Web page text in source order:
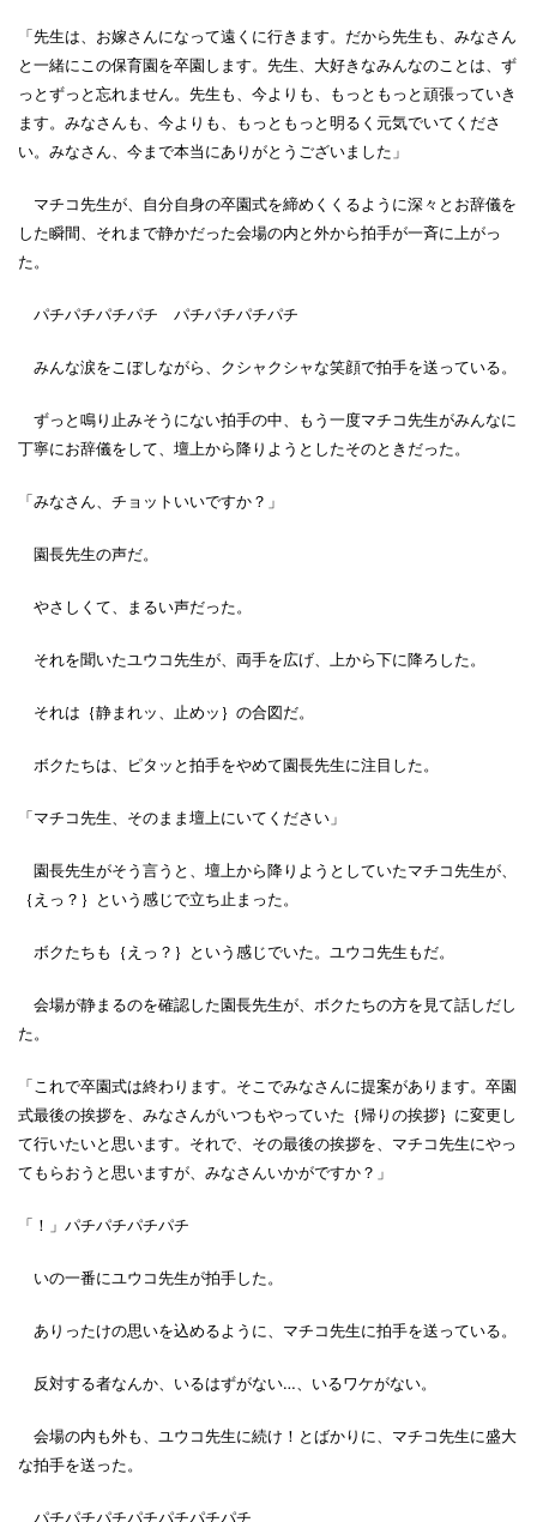
「先生は、お嫁さんになって遠くに行きます。だから先生も、みなさん
と一緒にこの保育園を卒園します。先生、大好きなみんなのことは、ず
っとずっと忘れません。先生も、今よりも、もっともっと頑張っていき
ます。みなさんも、今よりも、もっともっと明るく元気でいてくださ
い。みなさん、今まで本当にありがとうございました」
マチコ先生が、自分自身の卒園式を締めくくるように深々とお辞儀を
した瞬間、それまで静かだった会場の内と外から拍手が一斉に上がっ
た。
パチパチパチパチ パチパチパチパチ
みんな涙をこぼしながら、クシャクシャな笑顔で拍手を送っている。
ずっと鳴り止みそうにない拍手の中、もう一度マチコ先生がみんなに
丁寧にお辞儀をして、壇上から降りようとしたそのときだった。
「みなさん、チョットいいですか？」
園長先生の声だ。
やさしくて、まるい声だった。
それを聞いたユウコ先生が、両手を広げ、上から下に降ろした。
それは｛静まれッ、止めッ｝の合図だ。
ボクたちは、ピタッと拍手をやめて園長先生に注目した。
「マチコ先生、そのまま壇上にいてください」
園長先生がそう言うと、壇上から降りようとしていたマチコ先生が、
｛えっ？｝という感じで立ち止まった。
ボクたちも｛えっ？｝という感じでいた。ユウコ先生もだ。
会場が静まるのを確認した園長先生が、ボクたちの方を見て話しだし
た。
「これで卒園式は終わります。そこでみなさんに提案があります。卒園
式最後の挨拶を、みなさんがいつもやっていた｛帰りの挨拶｝に変更し
て行いたいと思います。それで、その最後の挨拶を、マチコ先生にやっ
てもらおうと思いますが、みなさんいかがですか？」
「！」パチパチパチパチ
いの一番にユウコ先生が拍手した。
ありったけの思いを込めるように、マチコ先生に拍手を送っている。
反対する者なんか、いるはずがない…、いるワケがない。
会場の内も外も、ユウコ先生に続け！とばかりに、マチコ先生に盛大
な拍手を送った。
パチパチパチパチパチパチパチ